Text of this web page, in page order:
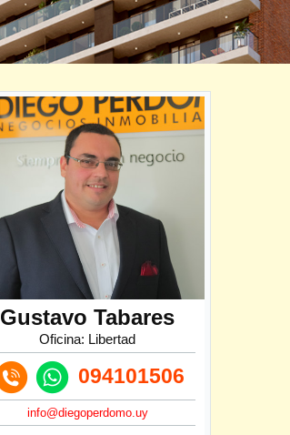
Gustavo Tabares
Oficina: Libertad
094101506
info@diegoperdomo.uy